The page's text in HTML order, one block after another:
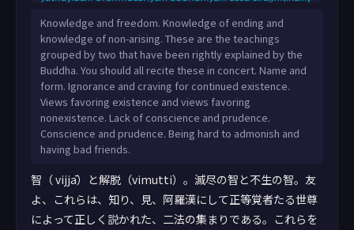
lokānukampāya atthāya hitāya sukhāya
devamanussānaṁ. Nāmañca rūpañca. Avijjā ca bhavataṇhā
ca. Bhavadiṭṭhi ca vibhavadiṭṭhi ca. Ahirikañca
anottappañca. Hirī ca ottappañca. Dovacassatā ca
pāpamittatā ca.
Knowledge and freedom. Knowledge of ending and
knowledge of non-arising. These are the teachings
grouped by two that have been rightly explained by the
Buddha. You should all recite these in concert. Name and
form. Ignorance and craving for continued existence.
Views favoring existence and views favoring
nonexistence. Lack of conscience and prudence.
Conscience and prudence. Being hard to admonish and
having bad friends.
智（ vijjā）と解脱（vimutti）。滅尽の智と不生の智。友
よ、これらは、知り、見、阿羅漢にして正等覚者たる世尊
によって正しく説かれた、二法の集まりである。これらを